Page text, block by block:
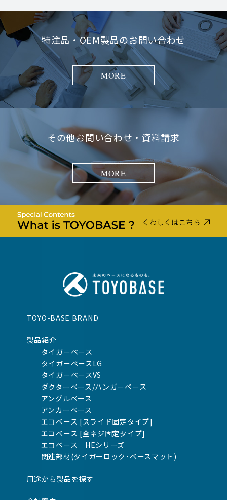
タイ
プ
E500L
E500-1 2本
ELC500
付属
品
1セッ
ﾌﾞﾛｯ
ｸ
2本
EC450
品
ト
E450L
E450-1
ｸ
2本
ELC450
品
ト
特注品・OEM製品のお問い合わせ
MORE
その他お問い合わせ・資料請求
MORE
TOYO-BASE BRAND
製品紹介
タイガーベース
タイガーベースLG
タイガーベースVS
ダクターベース/ハンガーベース
アングルベース
アンカーベース
エコベース [スライド固定タイプ]
エコベース [全ネジ固定タイプ]
エコベース HEシリーズ
関連部材(タイガーロック･ベースマット)
用途から製品を探す